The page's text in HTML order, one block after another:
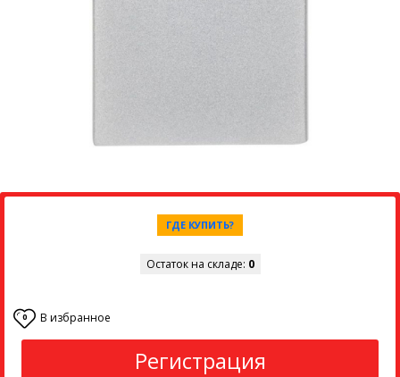
ГДЕ КУПИТЬ?
Остаток на складе: 0
0 В избранное
Регистрация